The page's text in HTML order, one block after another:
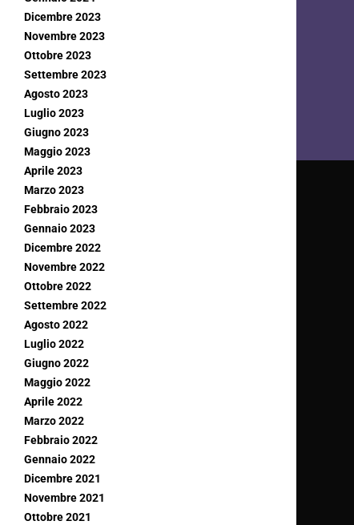
Dicembre 2023
Novembre 2023
Ottobre 2023
Settembre 2023
Agosto 2023
Luglio 2023
Giugno 2023
Maggio 2023
Aprile 2023
Marzo 2023
Febbraio 2023
Gennaio 2023
Dicembre 2022
Novembre 2022
Ottobre 2022
Settembre 2022
Agosto 2022
Luglio 2022
Giugno 2022
Maggio 2022
Aprile 2022
Marzo 2022
Febbraio 2022
Gennaio 2022
Dicembre 2021
Novembre 2021
Ottobre 2021